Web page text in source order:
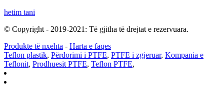
hetim tani
© Copyright - 2019-2021: Të gjitha të drejtat e rezervuara.
Produkte të nxehta - Harta e faqes
Teflon plastik, Përdorimi i PTFE, PTFE i zgjeruar, Kompania e
Teflonit, Prodhuesit PTFE, Teflon PTFE,